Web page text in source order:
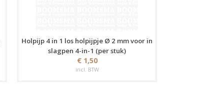
Holpijp 4 in 1 los holpijpje Ø 2 mm voor in
slagpen 4-in-1 (per stuk)
€ 1,50
incl. BTW